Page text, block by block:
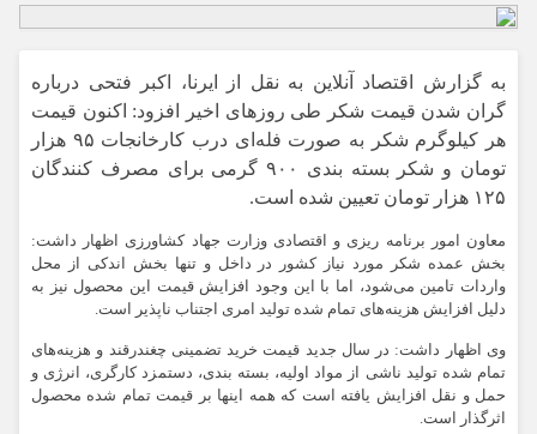
به گزارش اقتصاد آنلاین به نقل از ایرنا، اکبر فتحی درباره
گران شدن قیمت شکر طی روز‌های اخیر افزود: اکنون قیمت
هر کیلوگرم شکر به صورت فله‌ای درب کارخانجات ۹۵ هزار
تومان و شکر بسته بندی ۹۰۰ گرمی برای مصرف کنندگان
۱۲۵ هزار تومان تعیین شده است.
معاون امور برنامه ریزی و اقتصادی وزارت جهاد کشاورزی اظهار داشت:
بخش عمده شکر مورد نیاز کشور در داخل و تنها بخش اندکی از محل
واردات تامین می‌شود، اما با این وجود افزایش قیمت این محصول نیز به
دلیل افزایش هزینه‌های تمام شده تولید امری اجتناب ناپذیر است.
وی اظهار داشت: در سال جدید قیمت خرید تضمینی چغندرقند و هزینه‌های
تمام شده تولید ناشی از مواد اولیه، بسته بندی، دستمزد کارگری، انرژی و
حمل و نقل افزایش یافته است که همه اینها بر قیمت تمام شده محصول
اثرگذار است.